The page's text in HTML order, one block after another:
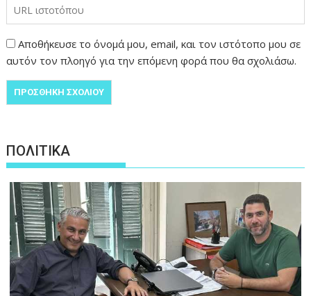
Αποθήκευσε το όνομά μου, email, και τον ιστότοπο μου σε
αυτόν τον πλοηγό για την επόμενη φορά που θα σχολιάσω.
ΠΟΛΙΤΙΚΑ